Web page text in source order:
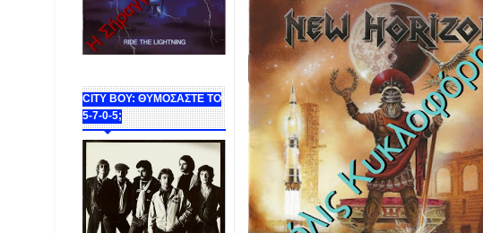
CITY BOY: ΘΥΜΟΣΑΣΤΕ ΤΟ
5-7-0-5;